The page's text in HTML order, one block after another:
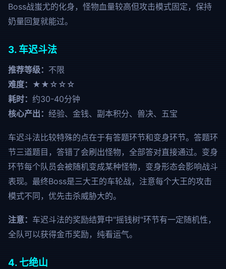
Boss战蚩尤的化身，怪物血量较高但攻击模式固定，保持
奶量回复就能过。
3. 车迟斗法
推荐等级： 不限
难度： ★★☆☆☆
耗时： 约30-40分钟
核心产出： 经验、金钱、副本积分、兽决、五宝
车迟斗法比较特殊的点在于有答题环节和变身环节。答题环
节三道题目，答错了会刷出怪物，全部答对直接通过。变身
环节每个队员会被随机变成某种怪物，变身形态会影响战斗
表现。最终Boss是三大王的车轮战，注意每个大王的攻击
模式不同，优先击杀威胁大的。
注意： 车迟斗法的奖励结算中"摇钱树"环节有一定随机性，
全队可以获得金币奖励，纯看运气。
4. 七绝山